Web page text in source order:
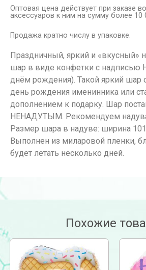
Оптовая цена действует при заказе
аксессуаров к ним на сумму более 10
Продажа кратно числу в упаковке.
Праздничный, яркий и «вкусный»
шар в виде конфетки с надписью
днём рождения). Такой яркий шар
день рождения именинника или
дополнением к подарку. Шар
НЕНАДУТЫМ. Рекомендуем
Размер шара в надуве: ширина
Выполнен из миларовой пленки,
будет летать несколько дней.
Похожие